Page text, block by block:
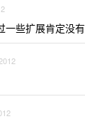
些扩展肯定没有